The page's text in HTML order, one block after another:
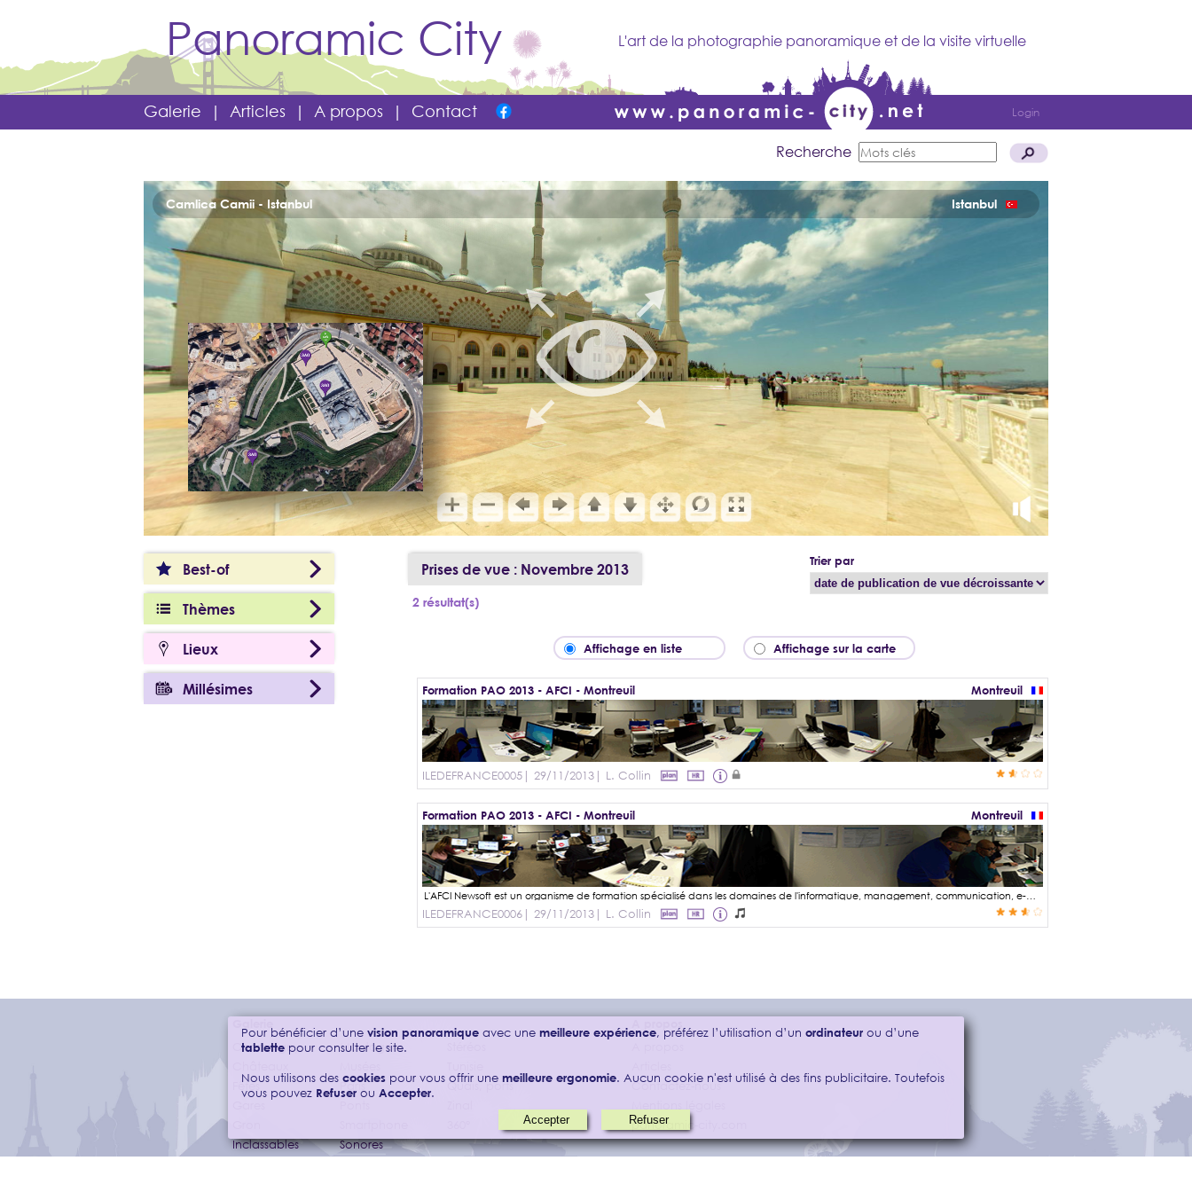
Panoramic City L'art de la photographie panoramique et de la visite virtuelle
Galerie | Articles | A propos | Contact Login
Recherche
Best-of
Thèmes
Lieux
Millésimes
Prises de vue : Novembre 2013
2 résultat(s)
Trier par
Affichage en liste Affichage sur la carte
Formation PAO 2013 - AFCI - Montreuil Montreuil
ILEDEFRANCE0005 | 29/11/2013 | L. Collin
Formation PAO 2013 - AFCI - Montreuil Montreuil
L'AFCI Newsoft est un organisme de formation spécialisé dans les domaines de l'informatique, management, communication, e-marketing etc ... Cette photographie panoramique a été réalisé dans le cadre d'une session de formation àÂ la PAO (Illustrator, Photoshop, Indesign). En particulier elle illustre le travail d'atelier qui s'effectue àÂ l'issue des cours théoriques et permettant de consolider les notions apprises. Jean-Charles notre formateur était àÂ notre entière disposition pour nous aider dans nos travaux de réalisation : cartes de visite, plaquette, maquette web etc ... Mais écoutez plutôt ...
ILEDEFRANCE0006 | 29/11/2013 | L. Collin
Champigny
Fêtes
Inclassables
Montagnes
Paris
Sonores
Quais, ports
Contactez-nous
panoramic-city.com
Pour bénéficier d’une vision panoramique avec une meilleure expérience, préférez l’utilisation d’un ordinateur ou d’une
tablette pour consulter le site.
Nous utilisons des cookies pour vous offrir une meilleure ergonomie. Aucun cookie n'est utilisé à des fins publicitaire. Toutefois
vous pouvez Refuser ou Accepter.